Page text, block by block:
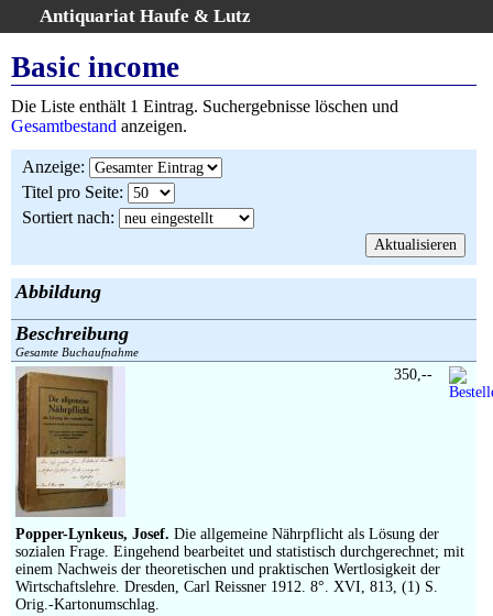
Antiquariat Haufe & Lutz
Home
Gesamtbestand
Kategorien
Schlagwörter
Suchergebnisse
AGB
Widerruf
Über uns
Aktuelle Kataloge
Kontakt
Ankauf
Links
Impressum
Basic income
Die Liste enthält 1 Eintrag. Suchergebnisse löschen und
Gesamtbestand anzeigen.
Anzeige:
Titel pro Seite:
Sortiert nach:
Abbildung
Beschreibung
Gesamte Buchaufnahme
Popper-Lynkeus, Josef. Die allgemeine Nährpflicht als Lösung der
sozialen Frage. Eingehend bearbeitet und statistisch durchgerechnet; mit
einem Nachweis der theoretischen und praktischen Wertlosigkeit der
Wirtschaftslehre. Dresden, Carl Reissner 1912. 8°. XVI, 813, (1) S.
Orig.-Kartonumschlag.
350,--